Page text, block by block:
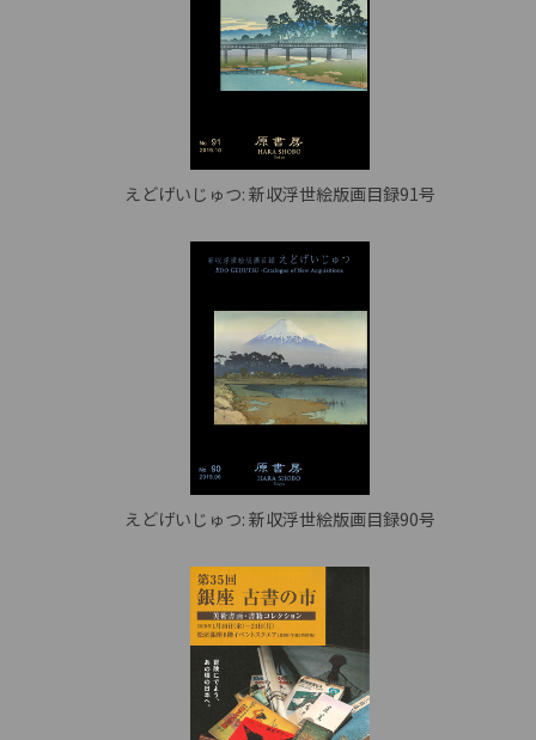
えどげいじゅつ: 新収浮世絵版画目録91号
えどげいじゅつ: 新収浮世絵版画目録90号